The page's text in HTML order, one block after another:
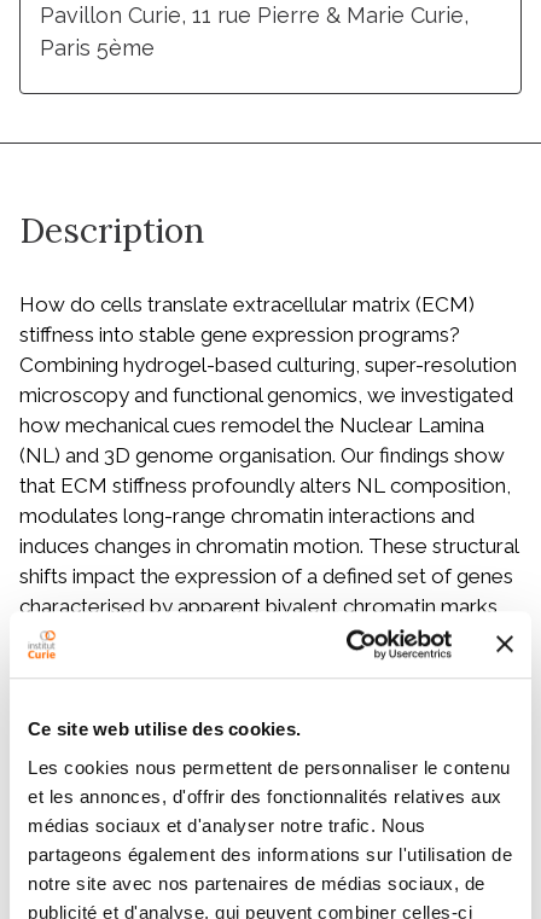
Ce site web utilise des cookies.
Les cookies nous permettent de personnaliser le contenu
et les annonces, d'offrir des fonctionnalités relatives aux
médias sociaux et d'analyser notre trafic. Nous
partageons également des informations sur l'utilisation de
notre site avec nos partenaires de médias sociaux, de
publicité et d'analyse, qui peuvent combiner celles-ci
Pavillon Curie, 11 rue Pierre & Marie Curie,
Paris 5ème
Description
How do cells translate extracellular matrix (ECM)
stiffness into stable gene expression programs?
Combining hydrogel-based culturing, super-resolution
microscopy and functional genomics, we investigated
how mechanical cues remodel the Nuclear Lamina
(NL) and 3D genome organisation. Our findings show
that ECM stiffness profoundly alters NL composition,
modulates long-range chromatin interactions and
induces changes in chromatin motion. These structural
shifts impact the expression of a defined set of genes
characterised by apparent bivalent chromatin marks
(H3K4me3 and H3K27me3). Our results indicate that
these adaptive gene expression programs are
(PRC2). Furthermore, we have mapped the regulatory
landscape of this response, defining specific
enhancers that are directly modulated by mechanical
stress. Notably, we identified a high enrichment of G-
quadruplex (G4) DNA structures at these mechano-
sensitive regulatory elements, positioning G4s as a
potential apparatus for sensing nuclear mechanical